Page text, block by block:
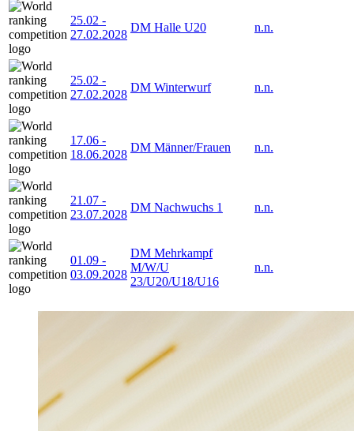
25.02 -
27.02.2028
DM Halle U20 n.n.
25.02 -
27.02.2028
DM Winterwurf n.n.
17.06 -
18.06.2028
DM Männer/Frauen n.n.
21.07 -
23.07.2028
DM Nachwuchs 1 n.n.
01.09 -
03.09.2028
DM Mehrkampf
M/W/U
23/U20/U18/U16
n.n.